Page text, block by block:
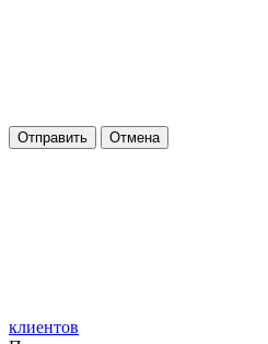
Отправить Отмена
клиентов